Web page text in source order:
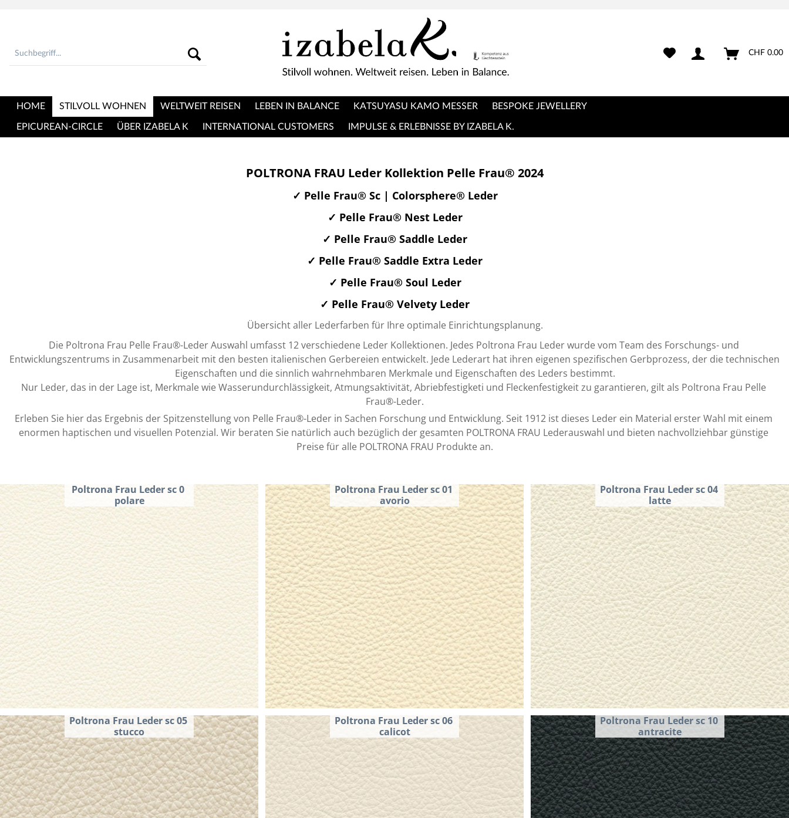
CHF 0.00
HOME STILVOLL WOHNEN WELTWEIT REISEN LEBEN IN BALANCE KATSUYASU KAMO MESSER BESPOKE JEWELLERY
EPICUREAN-CIRCLE ÜBER IZABELA K INTERNATIONAL CUSTOMERS IMPULSE & ERLEBNISSE BY IZABELA K.
POLTRONA FRAU Leder Kollektion Pelle Frau® 2024
✓ Pelle Frau® Sc | Colorsphere® Leder
✓ Pelle Frau® Nest Leder
✓ Pelle Frau® Saddle Leder
✓ Pelle Frau® Saddle Extra Leder
✓ Pelle Frau® Soul Leder
✓ Pelle Frau® Velvety Leder
Übersicht aller Lederfarben für Ihre optimale Einrichtungsplanung.
Die Poltrona Frau Pelle Frau®-Leder Auswahl umfasst 12 verschiedene Leder Kollektionen. Jedes Poltrona Frau Leder wurde vom Team des Forschungs- und
Entwicklungszentrums in Zusammenarbeit mit den besten italienischen Gerbereien entwickelt. Jede Lederart hat ihren eigenen spezifischen Gerbprozess, der die technischen
Eigenschaften und die sinnlich wahrnehmbaren Merkmale und Eigenschaften des Leders bestimmt.
Nur Leder, das in der Lage ist, Merkmale wie Wasserundurchlässigkeit, Atmungsaktivität, Abriebfestigketi und Fleckenfestigkeit zu garantieren, gilt als Poltrona Frau Pelle
Frau®-Leder.
Erleben Sie hier das Ergebnis der Spitzenstellung von Pelle Frau®-Leder in Sachen Forschung und Entwicklung. Seit 1912 ist dieses Leder ein Material erster Wahl mit einem
enormen haptischen und visuellen Potenzial. Wir beraten Sie natürlich auch bezüglich der gesamten POLTRONA FRAU Lederauswahl und bieten nachvollziehbar günstige
Preise für alle POLTRONA FRAU Produkte an.
Poltrona Frau Leder sc 04
latte
Poltrona Frau Leder sc 01
avorio
Poltrona Frau Leder sc 0
polare
Poltrona Frau Leder sc 10
antracite
Poltrona Frau Leder sc 06
calicot
Poltrona Frau Leder sc 05
stucco